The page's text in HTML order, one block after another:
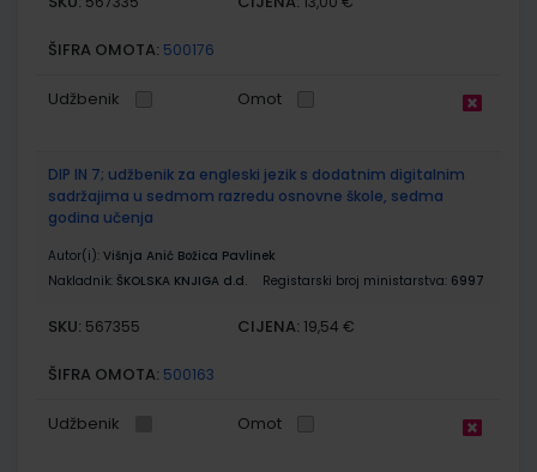
ŠIFRA OMOTA: 500176
Udžbenik Omot
DIP IN 7; udžbenik za engleski jezik s dodatnim digitalnim
sadržajima u sedmom razredu osnovne škole, sedma
godina učenja
Autor(i): Višnja Anić Božica Pavlinek
Nakladnik: ŠKOLSKA KNJIGA d.d. Registarski broj ministarstva: 6997
SKU: 567355 CIJENA: 19,54 €
ŠIFRA OMOTA: 500163
Udžbenik Omot